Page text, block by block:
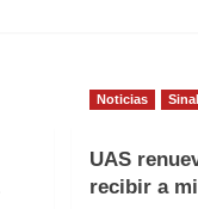
Noticias
UAS
recibir a